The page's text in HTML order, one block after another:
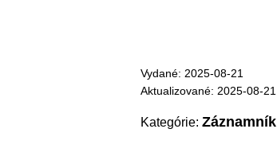
Vydané: 2025-08-21
Aktualizované: 2025-08-21
Kategórie: Záznamník